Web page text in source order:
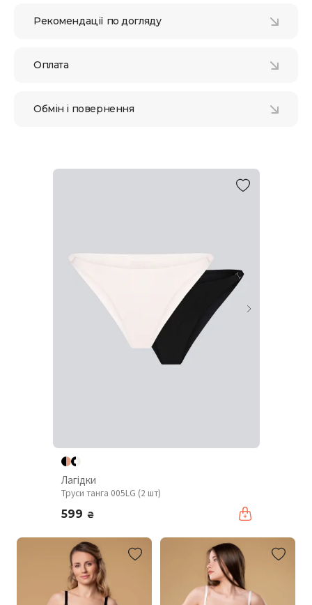
Рекомендації по догляду
Оплата
Обмін і повернення
Лагідки
Труси танга 005LG (2 шт)
599 ₴